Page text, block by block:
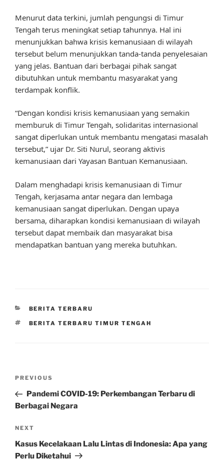
Menurut data terkini, jumlah pengungsi di Timur
Tengah terus meningkat setiap tahunnya. Hal ini
menunjukkan bahwa krisis kemanusiaan di wilayah
tersebut belum menunjukkan tanda-tanda penyelesaian
yang jelas. Bantuan dari berbagai pihak sangat
dibutuhkan untuk membantu masyarakat yang
terdampak konflik.
“Dengan kondisi krisis kemanusiaan yang semakin
memburuk di Timur Tengah, solidaritas internasional
sangat diperlukan untuk membantu mengatasi masalah
tersebut,” ujar Dr. Siti Nurul, seorang aktivis
kemanusiaan dari Yayasan Bantuan Kemanusiaan.
Dalam menghadapi krisis kemanusiaan di Timur
Tengah, kerjasama antar negara dan lembaga
kemanusiaan sangat diperlukan. Dengan upaya
bersama, diharapkan kondisi kemanusiaan di wilayah
tersebut dapat membaik dan masyarakat bisa
mendapatkan bantuan yang mereka butuhkan.
CATEGORIES
BERITA TERBARU
TAGS
BERITA TERBARU TIMUR TENGAH
Previous
Post
PREVIOUS
Pandemi COVID-19: Perkembangan Terbaru di
Berbagai Negara
Next
Post
NEXT
Kasus Kecelakaan Lalu Lintas di Indonesia: Apa yang
Perlu Diketahui